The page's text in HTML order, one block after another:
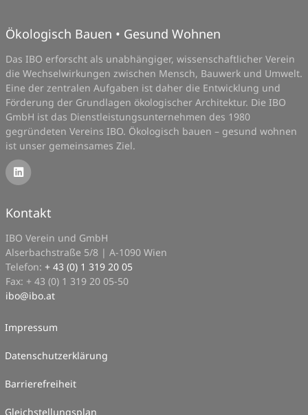
Ökologisch Bauen • Gesund Wohnen
Das IBO erforscht als unabhängiger, wissenschaftlicher Verein
die Wechselwirkungen zwischen Mensch, Bauwerk und Umwelt.
Eine der zentralen Aufgaben ist daher die Entwicklung und
Förderung der Grundlagen ökologischer Architektur. Die IBO
GmbH ist das Dienstleistungsunternehmen des 1980
gegründeten Vereins IBO. Ökologisch bauen – gesund wohnen
ist unser gemeinsames Ziel.
Kontakt
IBO Verein und GmbH
Alserbachstraße 5/8 | A-1090 Wien
Telefon: + 43 (0) 1 319 20 05
Fax: + 43 (0) 1 319 20 05-50
ibo@ibo.at
Impressum
Datenschutzerklärung
Barrierefreiheit
Gleichstellungsplan